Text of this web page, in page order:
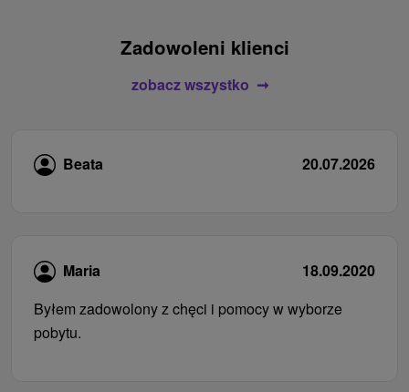
Zadowoleni klienci
zobacz wszystko
Beata 20.07.2026
Maria
18.09.2020
Byłem zadowolony z chęci i pomocy w wyborze
pobytu.